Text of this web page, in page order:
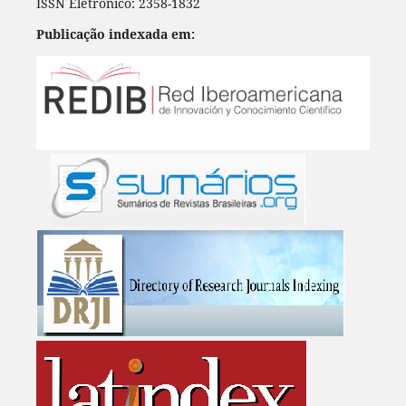
Publicação indexada em: